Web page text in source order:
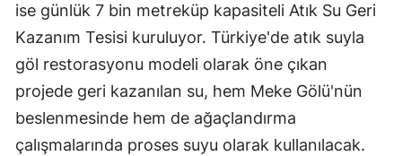
Niğde
Rize
Sakarya
ise günlük 7 bin metreküp kapasiteli Atık Su Geri
Kazanım Tesisi kuruluyor. Türkiye'de atık suyla
göl restorasyonu modeli olarak öne çıkan
projede geri kazanılan su, hem Meke Gölü'nün
beslenmesinde hem de ağaçlandırma
çalışmalarında proses suyu olarak kullanılacak.